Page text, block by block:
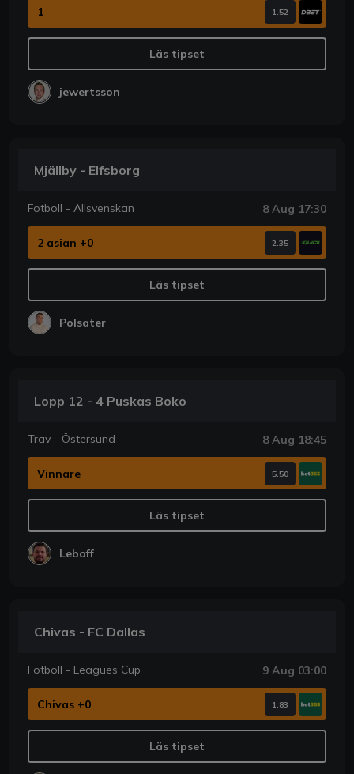
1 1.52
Läs tipset
jewertsson
Mjällby - Elfsborg
Fotboll - Allsvenskan 8 Aug 17:30
2 asian +0 2.35
Läs tipset
Polsater
Lopp 12 - 4 Puskas Boko
Trav - Östersund 8 Aug 18:45
Vinnare 5.50
Läs tipset
Leboff
Chivas - FC Dallas
Fotboll - Leagues Cup 9 Aug 03:00
Chivas +0 1.83
Läs tipset